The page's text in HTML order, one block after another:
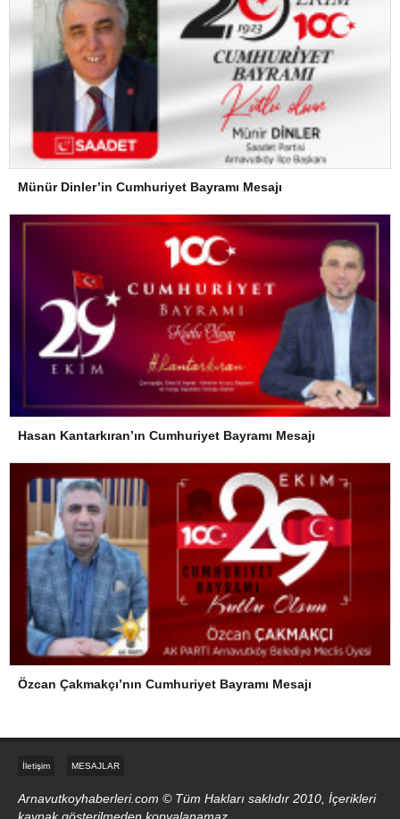
Münür Dinler’in Cumhuriyet Bayramı Mesajı
Hasan Kantarkıran’ın Cumhuriyet Bayramı Mesajı
Özcan Çakmakçı’nın Cumhuriyet Bayramı Mesajı
İletişim MESAJLAR
Arnavutkoyhaberleri.com © Tüm Hakları saklıdır 2010, İçerikleri